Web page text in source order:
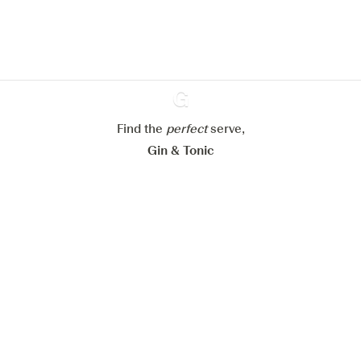
Ginventory
Find the perfectserve,
Gin & Tonic
Paramétrer mes cookies
Refuser tout Accepter tout